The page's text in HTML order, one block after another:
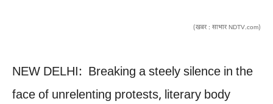
(खबर : साभार NDTV.com)
NEW DELHI: Breaking a steely silence in the
face of unrelenting protests, literary body